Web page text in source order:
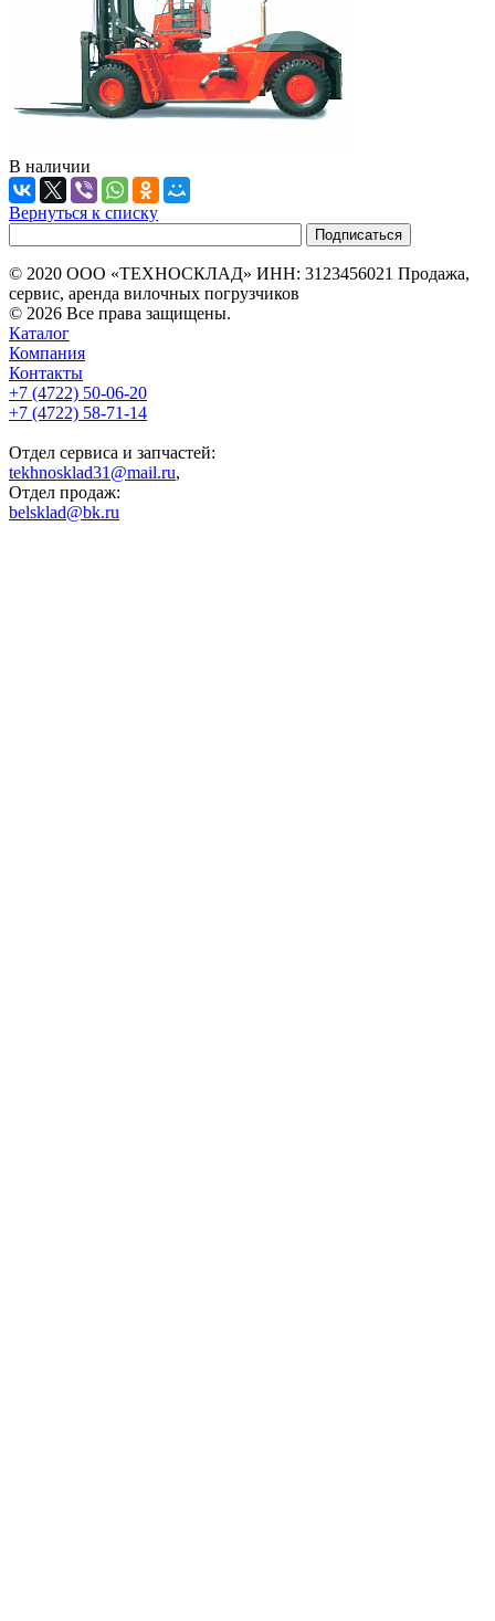
В наличии
Вернуться к списку
© 2020 ООО «ТЕХНОСКЛАД» ИНН: 3123456021 Продажа,
сервис, аренда вилочных погрузчиков
© 2026 Все права защищены.
Каталог
Компания
Контакты
+7 (4722) 50-06-20
+7 (4722) 58-71-14
Отдел сервиса и запчастей:
tekhnosklad31@mail.ru,
Отдел продаж:
belsklad@bk.ru